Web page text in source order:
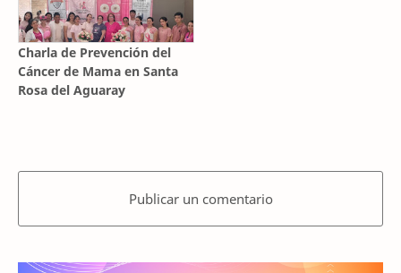
Charla de Prevención del
Cáncer de Mama en Santa
Rosa del Aguaray
Publicar un comentario